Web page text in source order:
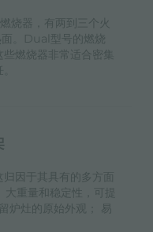
烧器，有两到三个火
面。Dual型号的燃烧
燃烧器非常适合密集
因于其具有的多方面
重量和稳定性，可提
炉灶的原始外观； 易